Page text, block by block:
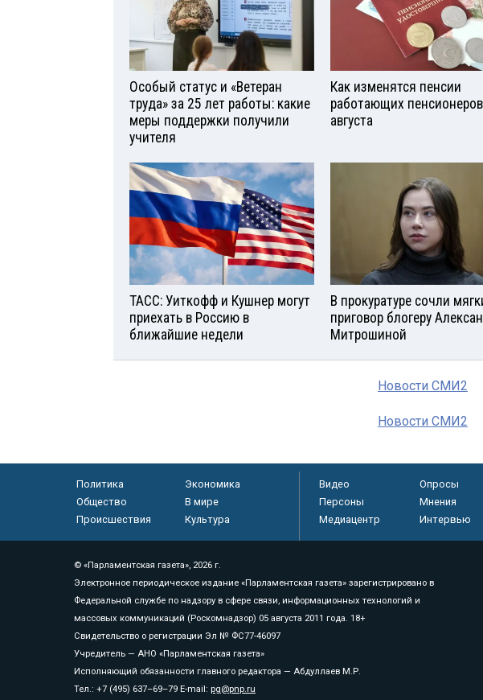
Особый статус и «Ветеран
труда» за 25 лет работы: какие
меры поддержки получили
учителя
Как изменятся пенсии
работающих пенсионеров
августа
ТАСС: Уиткофф и Кушнер могут
приехать в Россию в
ближайшие недели
В прокуратуре сочли
приговор блогеру
Митрошиной
Новости СМИ2
Новости СМИ2
Политика
Экономика
Общество
В мире
Происшествия
Культура
Видео Опросы
Персоны
Мнения
Медиацентр
Интервью
© «Парламентская газета», 2026 г.
Электронное периодическое издание «Парламентская газета» зарегистрировано в
Федеральной службе по надзору в сфере связи, информационных технологий и
массовых коммуникаций (Роскомнадзор) 05 августа 2011 года. 18+
Свидетельство о регистрации Эл № ФС77-46097
Учредитель — АНО «Парламентская газета»
Исполняющий обязанности главного редактора — Абдуллаев М.Р.
Тел.: +7 (495) 637–69–79 E-mail: pg@pnp.ru